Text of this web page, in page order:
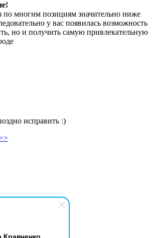
Кравченко
по многим позициям значительно ниже
у вас появилась возможность
но и получить самую привлекательную
исправить :)
исправить :)